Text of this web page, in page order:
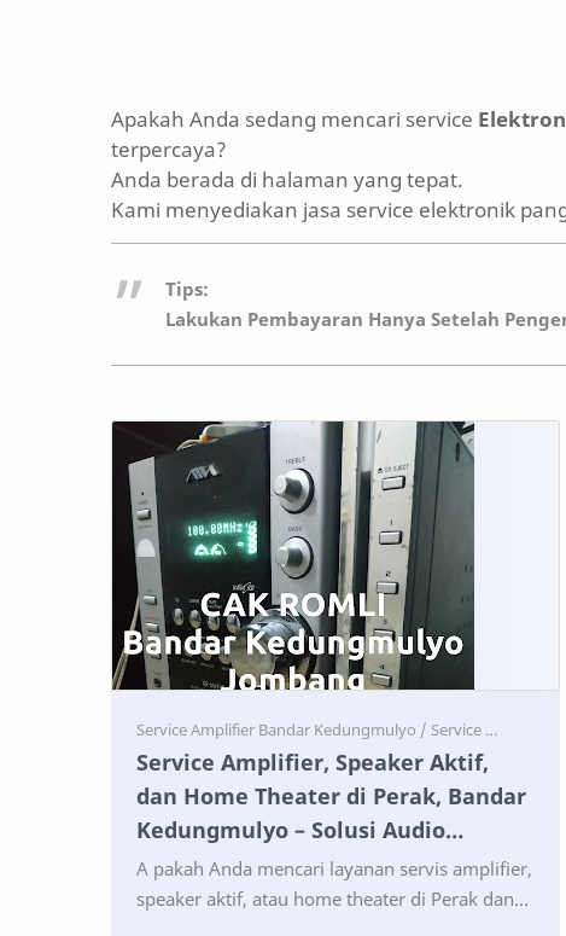
Apakah Anda sedang mencari service
terpercaya?
Anda berada di halaman yang tepat.
Kami menyediakan jasa service elektronik
Tips:
Lakukan Pembayaran Hanya Setelah
Service Service
Service Amplifier, Speaker Aktif,
dan Home Theater di Perak, Bandar
Kedungmulyo – Solusi Audio
Terpercaya
A pakah Anda mencari layanan servis amplifier,
speaker aktif, atau home theater di Perak dan